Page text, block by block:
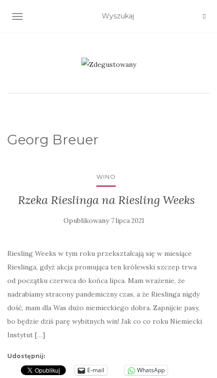
TOGGLE NAVIGATION
Georg Breuer
WINO
Rzeka Rieslinga na Riesling Weeks
Opublikowany 7 lipca 2021
Riesling Weeks w tym roku przekształcają się w miesiące
Rieslinga, gdyż akcja promująca ten królewski szczep trwa
od początku czerwca do końca lipca. Mam wrażenie, że
nadrabiamy stracony pandemiczny czas, a że Rieslinga nigdy
dość, mam dla Was dużo niemieckiego dobra. Zapnijcie pasy,
bo będzie dziś parę wybitnych win! Jak co co roku Niemiecki
Instytut […]
Udostępnij:
E-mail WhatsApp